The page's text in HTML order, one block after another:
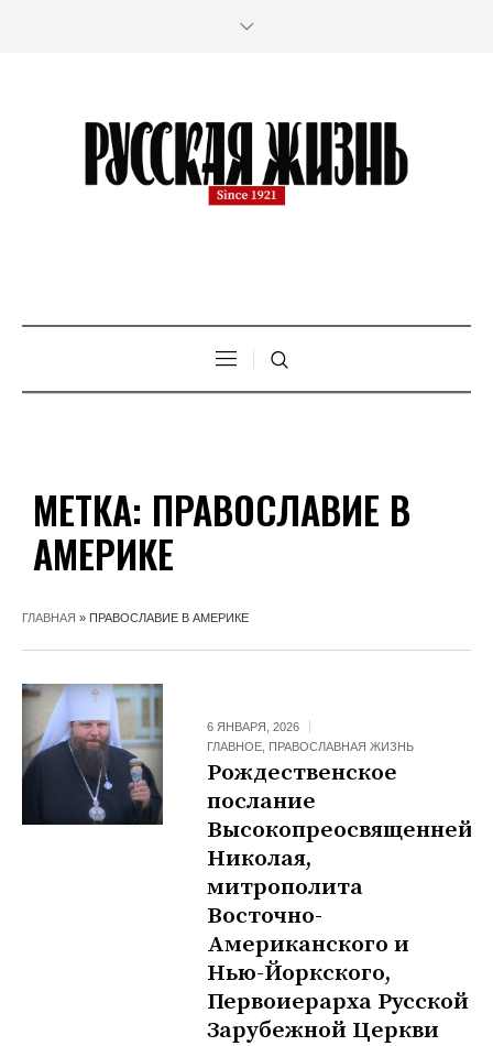
МЕТКА: ПРАВОСЛАВИЕ В
АМЕРИКЕ
ГЛАВНАЯ » ПРАВОСЛАВИЕ В АМЕРИКЕ
6 ЯНВАРЯ, 2026
ГЛАВНОЕ ПРАВОСЛАВНАЯ ЖИЗНЬ
Рождественское
послание
Николая,
митрополита
Восточно-
Американского и
Нью-Йоркского,
Первоиерарха Русской
Зарубежной Церкви